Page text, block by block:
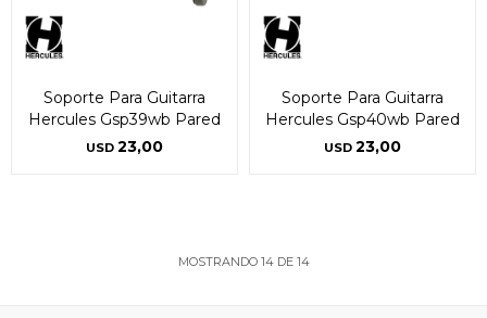
Soporte Para Guitarra
Hercules Gsp39wb Pared
USD 23,00
Soporte Para Guitarra
Hercules Gsp40wb Pared
USD 23,00
MOSTRANDO 14DE 14